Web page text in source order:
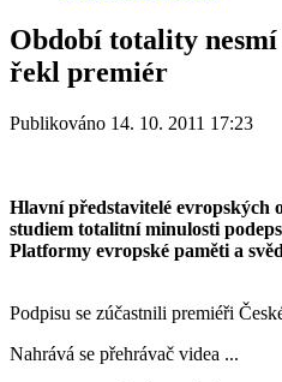
Období totality
řekl premiér
Publikováno 14. 10. 2011 17:23
Hlavní představitelé evropských
studiem totalitní minulosti
Platformy evropské paměti a
Podpisu se zúčastnili premiéři
Nahrává se přehrávač videa ...